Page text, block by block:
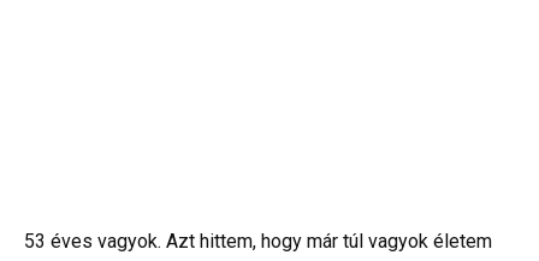
53 éves vagyok. Azt hittem, hogy már túl vagyok életem